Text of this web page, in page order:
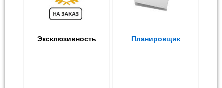
Эксклюзивность Планировщик